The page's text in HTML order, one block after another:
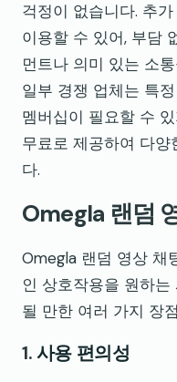
걱정이 없습니다. 추
이용할 수 있어, 부담
먼트나 의미 있는 소
일부 경쟁 업체는 특
멤버십이 필요할 수
무료로 제공하여 다
다.
Omegla 랜덤
Omegla 랜덤 영상 채
인 상호작용을 원하
될 만한 여러 가지 장
1.사용 편의성